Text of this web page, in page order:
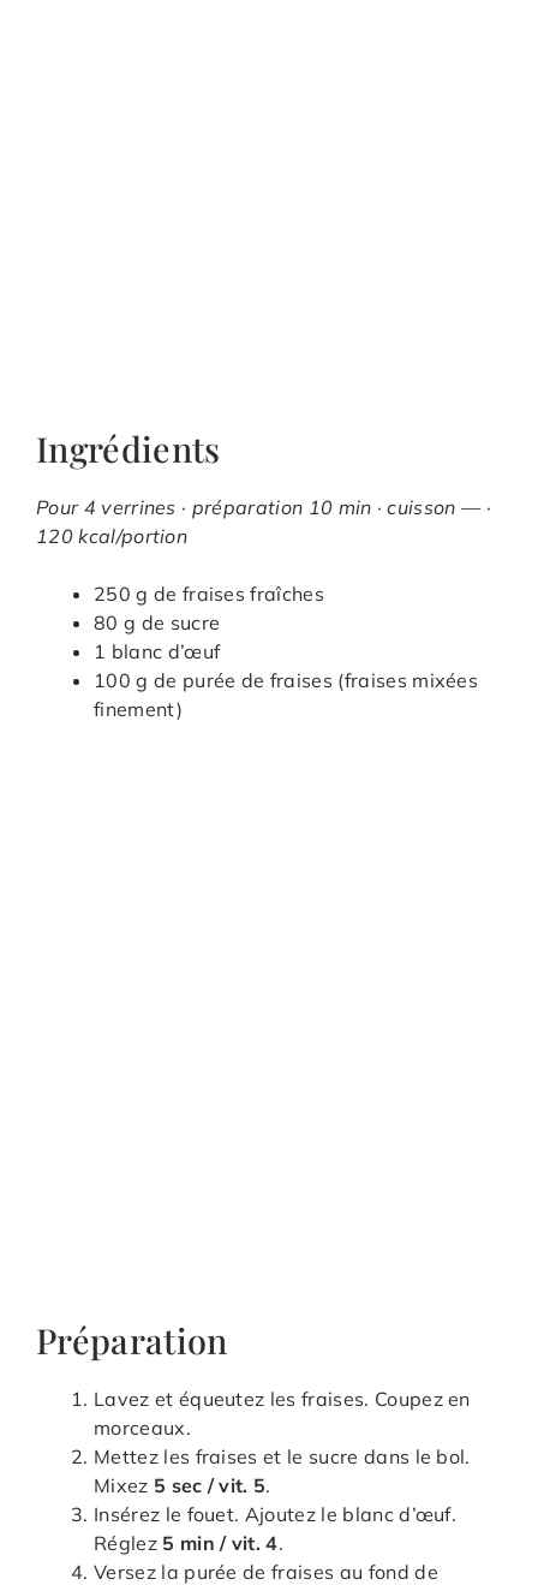
Ingrédients
Pour 4 verrines · préparation 10 min · cuisson — ·
120 kcal/portion
250 g de fraises fraîches
80 g de sucre
1 blanc d’œuf
100 g de purée de fraises (fraises mixées
finement)
Préparation
Lavez et équeutez les fraises. Coupez en
morceaux.
Mettez les fraises et le sucre dans le bol.
Mixez 5 sec / vit. 5.
Insérez le fouet. Ajoutez le blanc d’œuf.
Réglez 5 min / vit. 4.
Versez la purée de fraises au fond de